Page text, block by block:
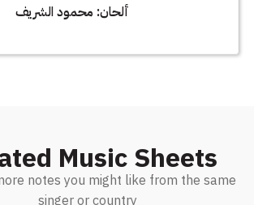
ألحان: محمود الشريف
Music Sheets
notes you might like from the same
singer or country